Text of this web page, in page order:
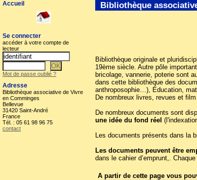
Bibliothèque originale et
19ème siècle. Autre pôle
bricolage, vannerie, poterie sont
dans cette bibliothèque des
anthroposophie…), Éducation,
De nombreux livres, revues et
De nombreux documents sont
une idée du fond réel
Les documents présents dans la
Les documents peuvent être
dans le cahier d’emprunt,.
A partir de cette page vous
Bibliothèque
Accueil
Se connecter
accéder à votre compte de
lecteur
Mot de passe oublié ?
Adresse
Bibliothèque associative de Vivre
en Comminges
Bellevue
31420 Saint-André
France
Tél. : 05 61 98 96 75
contact